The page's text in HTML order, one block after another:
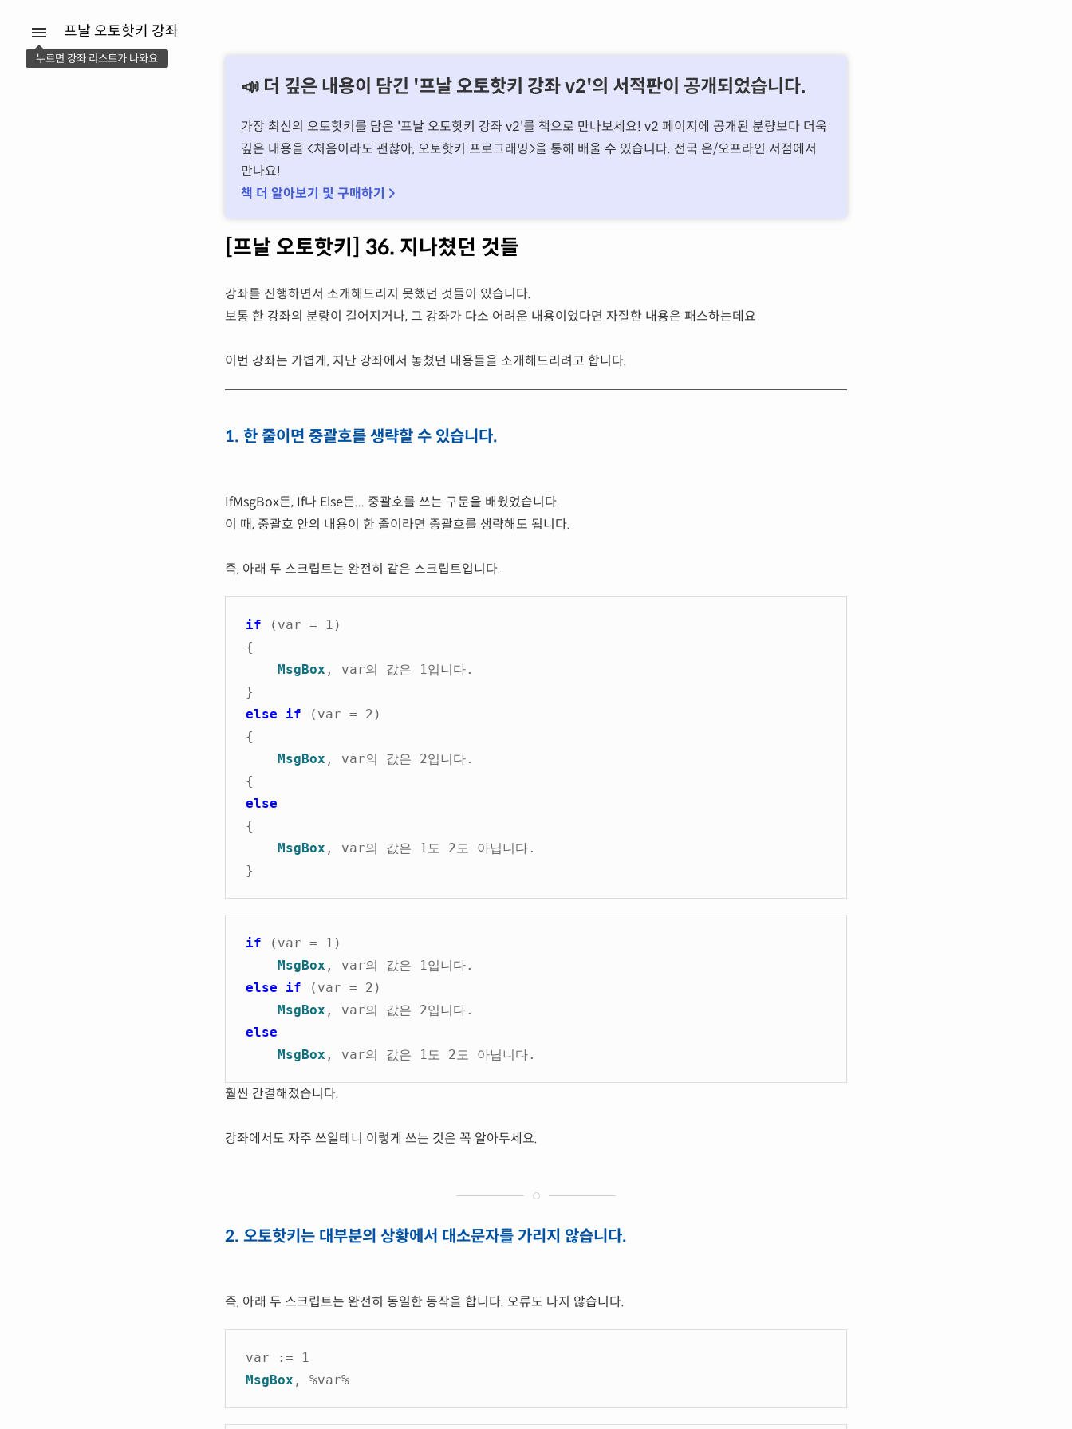
프날 오토핫키 강좌
누르면 강좌 리스트가 나와요
📣 더 깊은 내용이 담긴 '프날 오토핫키 강좌 v2'의 서적판이 공개되었습니다.
가장 최신의 오토핫키를 담은 '프날 오토핫키 강좌 v2'를 책으로 만나보세요! v2 페이지에 공개된 분량보다 더욱
깊은 내용을 처음이라도 괜찮아, 오토핫키 프로그래밍을 통해 배울 수 있습니다. 전국 온/오프라인 서점에서
만나요!
책 더 알아보기 및 구매하기 
[프날 오토핫키] 36. 지나쳤던 것들
강좌를 진행하면서 소개해드리지 못했던 것들이 있습니다.
보통 한 강좌의 분량이 길어지거나, 그 강좌가 다소 어려운 내용이었다면 자잘한 내용은 패스하는데요
이번 강좌는 가볍게, 지난 강좌에서 놓쳤던 내용들을 소개해드리려고 합니다.
1. 한 줄이면 중괄호를 생략할 수 있습니다.
IfMsgBox든, If나 Else든... 중괄호를 쓰는 구문을 배웠었습니다.
이 때, 중괄호 안의 내용이 한 줄이라면 중괄호를 생략해도 됩니다.
즉, 아래 두 스크립트는 완전히 같은 스크립트입니다.
if
(var = 1)
{
MsgBox , var의 값은 1입니다.
}
else if (var = 2)
{
MsgBox , var의 값은 2입니다.
{
else
{
MsgBox , var의 값은 1도 2도 아닙니다.
}
if (var = 1)
MsgBox , var의 값은 1입니다.
else if (var = 2)
MsgBox , var의 값은 2입니다.
else
MsgBox , var의 값은 1도 2도 아닙니다.
훨씬 간결해졌습니다.
강좌에서도 자주 쓰일테니 이렇게 쓰는 것은 꼭 알아두세요.
2. 오토핫키는 대부분의 상황에서 대소문자를 가리지 않습니다.
즉, 아래 두 스크립트는 완전히 동일한 동작을 합니다. 오류도 나지 않습니다.
var := 1
MsgBox , %var%